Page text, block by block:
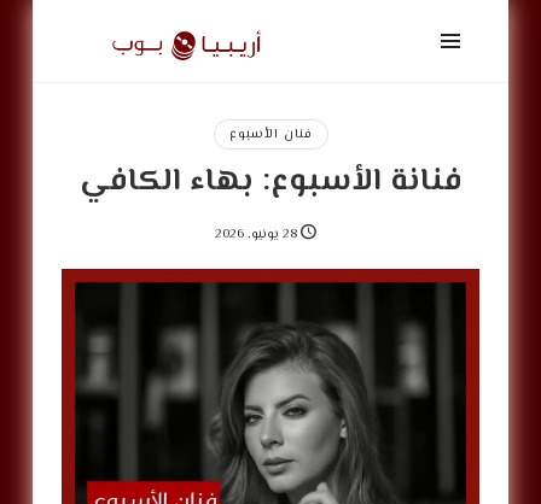
أريبيا
بوب
ArabiaPopفنان الأسبوع
فنانة الأسبوع: بهاء الكافي
28 يونيو, 2026